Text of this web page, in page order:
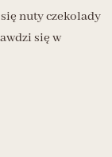
nuty czekolady
się w